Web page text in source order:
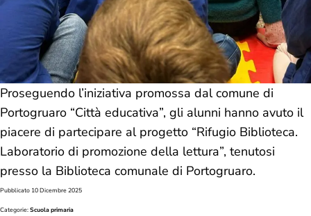
Proseguendo l’iniziativa promossa dal comune di
Portogruaro “Città educativa”, gli alunni hanno avuto il
piacere di partecipare al progetto “Rifugio Biblioteca.
Laboratorio di promozione della lettura”, tenutosi
presso la Biblioteca comunale di Portogruaro.
Pubblicato 10 Dicembre 2025
Categorie:Scuola primaria